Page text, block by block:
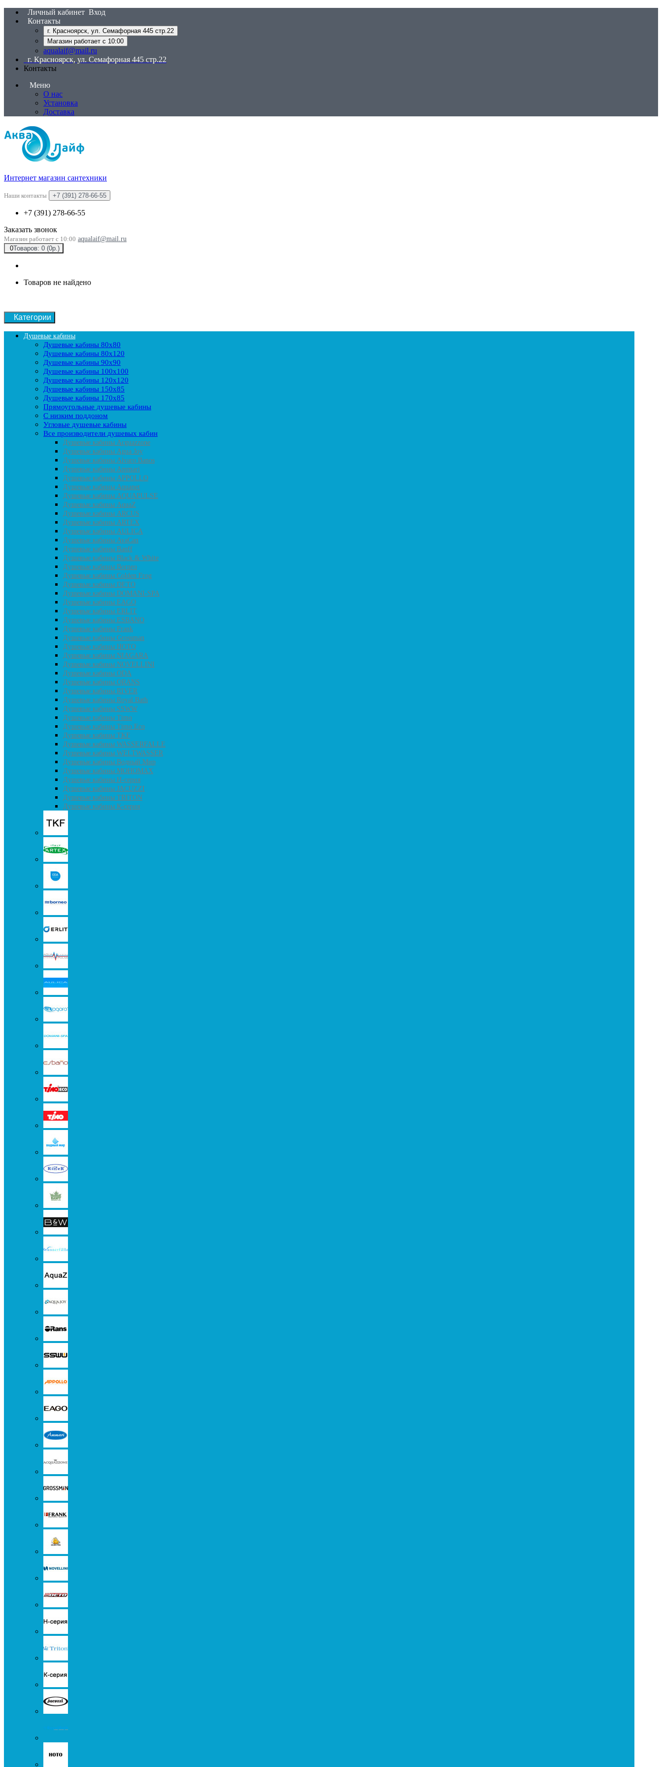
Личный кабинет Вход
Контакты
г. Красноярск, ул. Семафорная 445 стр.22
Магазин работает с 10:00
aqualaif@mail.ru
г. Красноярск, ул. Семафорная 445 стр.22
Контакты
Меню
О нас
Установка
Доставка
Интернет магазин сантехники
Наши контакты +7 (391) 278-66-55
+7 (391) 278-66-55
Заказать звонок
Магазин работает с 10:00 aqualaif@mail.ru
0Товаров: 0 (0р.)
Товаров не найдено
Категории
Душевые кабины
Душевые кабины 80x80
Душевые кабины 80x120
Душевые кабины 90х90
Душевые кабины 100x100
Душевые кабины 120x120
Душевые кабины 150x85
Душевые кабины 170x85
Прямоугольные душевые кабины
С низким поддоном
Угловые душевые кабины
Все производители душевых кабин
Душевые кабины Acguazzone
Душевые кабины Agua Joy
Душевые кабины Alvaro Banos
Душевые кабины Ammari
Душевые кабины APPOLLO
Душевые кабины Aquanet
Душевые кабины AQUAPULSE
Душевые кабины AquaZ
Душевые кабины ARCUS
Душевые кабины ARTEX
Душевые кабины AULICA
Душевые кабины AvaCan
Душевые кабины Banff
Душевые кабины Black & White
Душевые кабины Borneo
Душевые кабины Colden Frog
Душевые кабины DETO
Душевые кабины DOMANI-SPA
Душевые кабины EAGO
Душевые кабины ERLIT
Душевые кабины ESBANO
Душевые кабины Frank
Душевые кабины Grossman
Душевые кабины HOTO
Душевые кабины NIAGARA
Душевые кабины NOVELLINI
Душевые кабины ODA
Душевые кабины ORANS
Душевые кабины RIVER
Душевые кабины Royal Bath
Душевые кабины SSWW
Душевые кабины Timo
Душевые кабины Timo Eco
Душевые кабины TKF
Душевые кабины WASSERFALLE
Душевые кабины WELTWASSER
Душевые кабины Водный Мир
Душевые кабины МОНОМАХ
Душевые кабины H-серия
Душевые кабины JACUZZI
Душевые кабины TRITON
Душевые кабины К-серия